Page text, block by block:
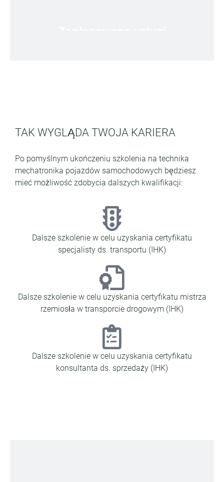
TAK WYGLĄDA TWOJA KARIERA
Po pomyślnym ukończeniu szkolenia na technika
mechatronika pojazdów samochodowych będziesz
mieć możliwość zdobycia dalszych kwalifikacji:
Dalsze szkolenie w celu uzyskania certyfikatu
specjalisty ds. transportu (IHK)
Dalsze szkolenie w celu uzyskania certyfikatu mistrza
rzemiosła w transporcie drogowym (IHK)
Dalsze szkolenie w celu uzyskania certyfikatu
konsultanta ds. sprzedaży (IHK)